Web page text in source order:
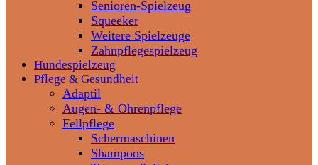
Senioren-Spielzeug
Squeeker
Weitere Spielzeuge
Zahnpflegespielzeug
Hundespielzeug
Pflege & Gesundheit
Adaptil
Augen- & Ohrenpflege
Fellpflege
Schermaschinen
Shampoos